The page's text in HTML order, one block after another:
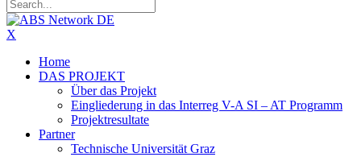
X
Home
DAS PROJEKT
Über das Projekt
Eingliederung in das Interreg V-A SI – AT Programm
Projektresultate
Partner
Technische Universität Graz